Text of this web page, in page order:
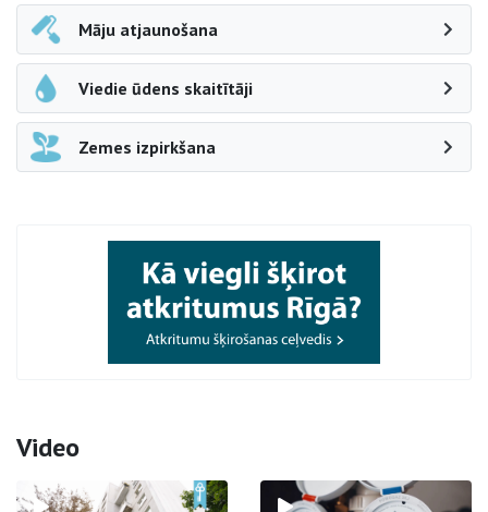
Māju atjaunošana
Viedie ūdens skaitītāji
Zemes izpirkšana
Video